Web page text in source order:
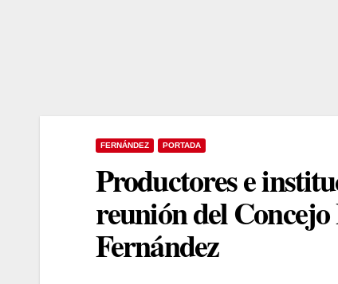
FERNÁNDEZ PORTADA
Productores e
reunión del
Fernández